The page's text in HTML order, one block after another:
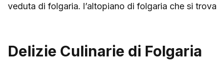
veduta di folgaria. l’altopiano di folgaria che si
Delizie Culinarie di Folgaria